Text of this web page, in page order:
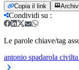
Copia il link
Condividi su :
Le parole chiave/tag
antonio spadarola civilta